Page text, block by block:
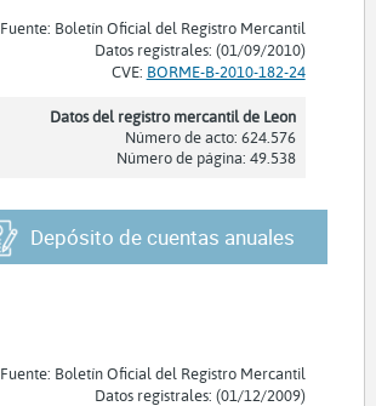
Fuente: Boletín Oficial del Registro Mercantil
Datos registrales: (01/09/2010)
CVE: BORME-B-2010-182-24
Datos del registro mercantil de Leon
Número de acto: 624.576
Número de página: 49.538
Depósito de cuentas anuales
Fuente: Boletín Oficial del Registro Mercantil
Datos registrales: (01/12/2009)